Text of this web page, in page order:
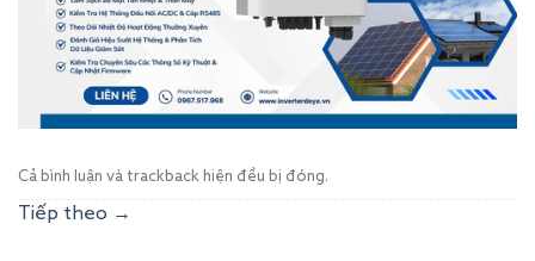
Cả bình luận và trackback hiện đều bị đóng.
Tiếp theo →